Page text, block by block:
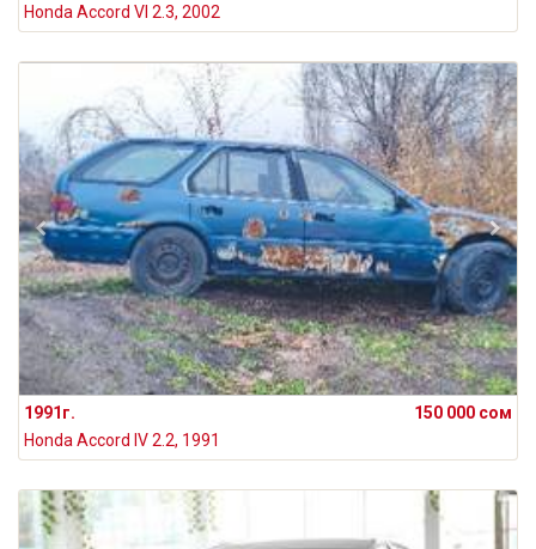
Honda Accord VI 2.3, 2002
1991г.
150 000 сом
Honda Accord IV 2.2, 1991